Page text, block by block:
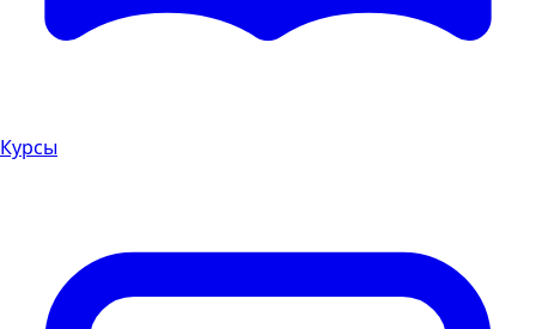
Курсы